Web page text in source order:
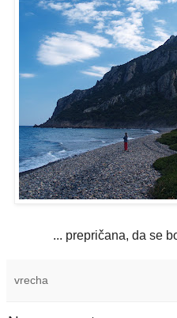
... prepričana, da se
vrecha